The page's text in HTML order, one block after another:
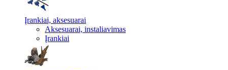
Įrankiai, aksesuarai
Aksesuarai, instaliavimas
Įrankiai